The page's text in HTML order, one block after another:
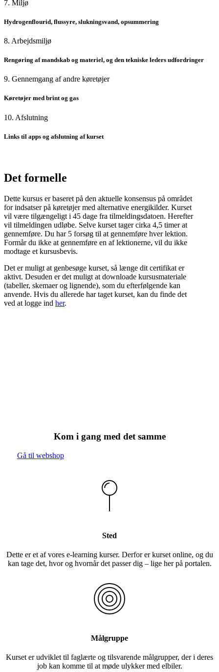
7. Miljø
Hydrogenflourid, flussyre, slukningsvand, opsummering
8. Arbejdsmiljø
Rengøring af mandskab og materiel, og den tekniske leders udfordringer
9. Gennemgang af andre køretøjer
Køretøjer med brint og gas
10. Afslutning
Links til apps og afslutning af kurset
Det formelle
Dette kursus er baseret på den aktuelle konsensus på området
for indsatser på køretøjer med alternative energikilder. Kurset
vil være tilgængeligt i 45 dage fra tilmeldingsdatoen. Herefter
vil tilmeldingen udløbe. Selve kurset tager cirka 4,5 timer at
gennemføre. Du har 5 forsøg til at gennemføre hver lektion.
Formår du ikke at gennemføre en af lektionerne, vil du ikke
modtage et kursusbevis.
Det er muligt at genbesøge kurset, så længe dit certifikat er
aktivt. Desuden er det muligt at downloade kursusmateriale
(tabeller, skemaer og lignende), som du efterfølgende kan
anvende. Hvis du allerede har taget kurset, kan du finde det
ved at logge ind her.
Kom i gang med det samme
Gå til webshop
Sted
Dette er et af vores e-learning kurser. Derfor er kurset online, og du
kan tage det, hvor og hvornår det passer dig – lige her på portalen.
Målgruppe
Kurset er udviklet til faglærte og tilsvarende målgrupper, der i deres
job kan komme til at møde ulykker med elbiler.